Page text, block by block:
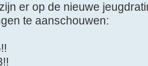
er op de nieuwe
te aanschouwen: